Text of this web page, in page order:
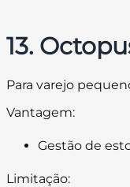
13.
Para varejo
Vantagem:
Gestão de
Limitação: